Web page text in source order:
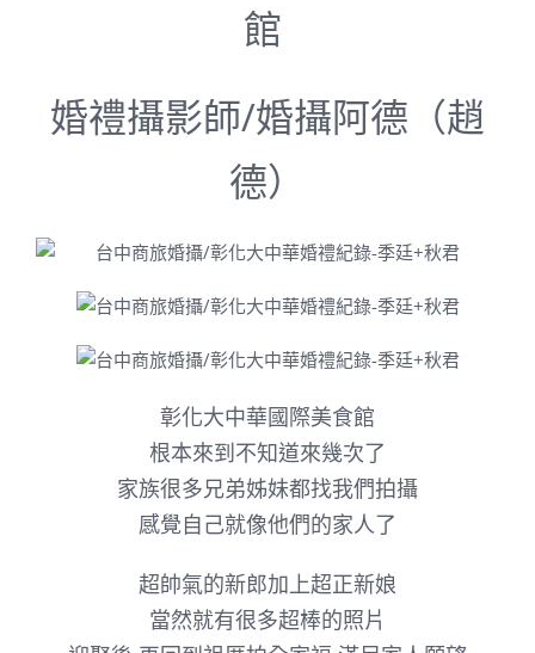
館
婚禮攝影師/婚攝阿德（趙
德）
彰化大中華國際美食館
根本來到不知道來幾次了
家族很多兄弟姊妹都找我們拍攝
感覺自己就像他們的家人了
超帥氣的新郎加上超正新娘
當然就有很多超棒的照片